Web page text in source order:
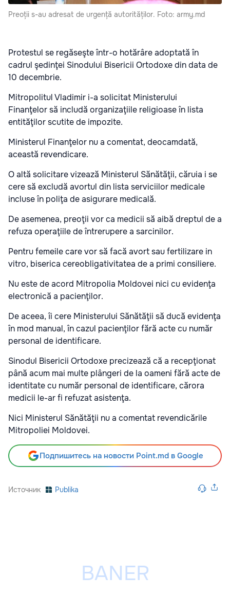
Preoții s-au adresat de urgență autorităților. Foto: army.md
Protestul se regăseşte într-o hotărâre adoptată în
cadrul şedinţei Sinodului Bisericii Ortodoxe din data de
10 decembrie.
Mitropolitul Vladimir i-a solicitat Ministerului
Finanţelor să includă organizaţiile religioase în lista
entităţilor scutite de impozite.
Ministerul Finanţelor nu a comentat, deocamdată,
această revendicare.
O altă solicitare vizează Ministerul Sănătăţii, căruia i se
cere să excludă avortul din lista serviciilor medicale
incluse în poliţa de asigurare medicală.
De asemenea, preoţii vor ca medicii să aibă dreptul de a
refuza operaţiile de întrerupere a sarcinilor.
Pentru femeile care vor să facă avort sau fertilizare in
vitro, biserica cereobligativitatea de a primi consiliere.
Nu este de acord Mitropolia Moldovei nici cu evidenţa
electronică a pacienţilor.
De aceea, îi cere Ministerului Sănătăţii să ducă evidenţa
în mod manual, în cazul pacienţilor fără acte cu număr
personal de identificare.
Sinodul Bisericii Ortodoxe precizează că a recepţionat
până acum mai multe plângeri de la oameni fără acte de
identitate cu număr personal de identificare, cărora
medicii le-ar fi refuzat asistenţa.
Nici Ministerul Sănătăţii nu a comentat revendicările
Mitropoliei Moldovei.
Подпишитесь на новости Point.md в Google
Источник Publika